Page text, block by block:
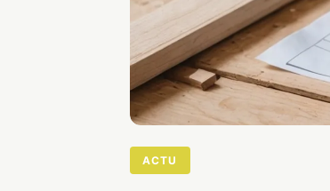
ACTU